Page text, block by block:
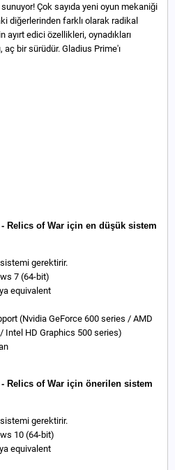
Çok sayıda yeni oyun mekaniği
diğerlerinden farklı olarak radikal
ayırt edici özellikleri, oynadıkları
aç bir sürüdür. Gladius Prime'ı
Relics of War için en düşük sistem
gerektirir.
7 (64-bit)
equivalent
(Nvidia GeForce 600 series / AMD
Intel HD Graphics 500 series)
Relics of War için önerilen sistem
gerektirir.
10 (64-bit)
equivalent